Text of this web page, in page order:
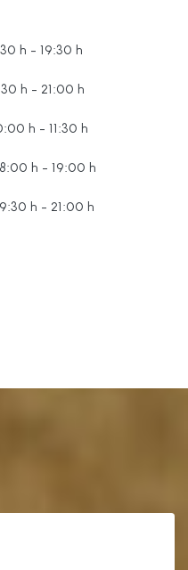
h - 19:30 h
h - 21:00 h
h - 11:30 h
h - 19:00 h
h - 21:00 h